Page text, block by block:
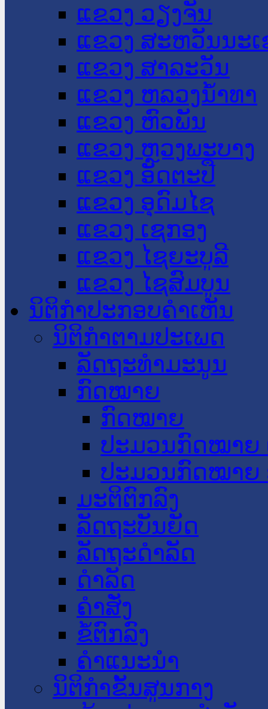
ແຂວງ ວຽງຈັນ
ແຂວງ ສະຫວັນນະ
ແຂວງ ສາລະວັນ
ແຂວງ ຫລວງນໍ້າທາ
ແຂວງ ຫົວພັນ
ແຂວງ ຫຼວງພະບາງ
ແຂວງ ອັດຕະປື
ແຂວງ ອຸດົມໄຊ
ແຂວງ ເຊກອງ
ແຂວງ ໄຊຍະບູລີ
ແຂວງ ໄຊສົມບູນ
ນິຕິກໍາປະກອບຄໍາເຫັນ
ນິຕິກໍາຕາມປະເພດ
ລັດຖະທໍາມະນູນ
ກົດໝາຍ
ກົດໝາຍ
ປະມວນກົດໝາຍ
ປະມວນກົດໝາຍ
ມະຕິຕົກລົງ
ລັດຖະບັນຍັດ
ລັດຖະດໍາລັດ
ດໍາລັດ
ຄໍາສັ່ງ
ຂໍ້ຕົກລົງ
ຄໍາແນະນໍາ
ນິຕິກຳຂັ້ນສູນກາງ